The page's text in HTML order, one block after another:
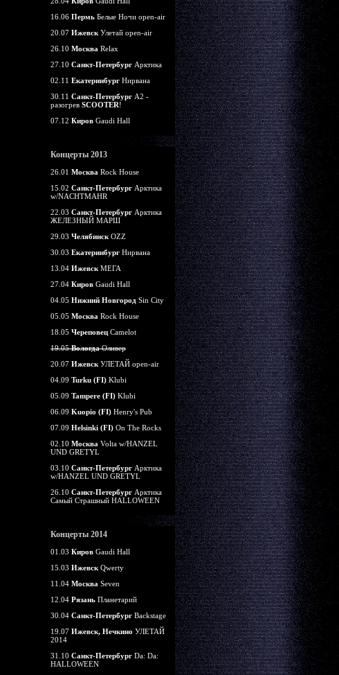
16.06 Пермь Белые Ночи open-air
20.07 Ижевск Улетай open-air
26.10 Москва Relax
27.10 Санкт-Петербург Арктика
02.11 Екатеринбург Нирвана
30.11 Санкт-Петербург А2 -
разогрев SCOOTER!
07.12 Киров Gaudi Hall
Концерты 2013
26.01 Москва Rock House
15.02 Санкт-Петербург Арктика
w/NACHTMAHR
22.03 Санкт-Петербург Арктика
ЖЕЛЕЗНЫЙ МАРШ
29.03 Челябинск OZZ
30.03 Екатеринбург Нирвана
13.04 Ижевск МЕГА
27.04 Киров Gaudi Hall
04.05 Нижний Новгород Sin City
05.05 Москва Rock House
18.05 Череповец Camelot
19.05ВологдаОливер
20.07 Ижевск УЛЕТАЙ open-air
04.09 Turku (FI) Klubi
05.09 Tampere (FI) Klubi
06.09 Kuopio (FI) Henry's Pub
07.09 Helsinki (FI) On The Rocks
02.10 Москва Volta w/HANZEL
UND GRETYL
03.10 Санкт-Петербург Арктика
w/HANZEL UND GRETYL
26.10 Санкт-Петербург Арктика
Самый Страшный HALLOWEEN
Концерты 2014
01.03 Киров Gaudi Hall
15.03 Ижевск Qwerty
11.04 Москва Seven
12.04 Рязань Планетарий
30.04 Санкт-Петербург Backstage
19.07 Ижевск, Нечкино УЛЕТАЙ
2014
31.10 Санкт-Петербург Da: Da:
HALLOWEEN